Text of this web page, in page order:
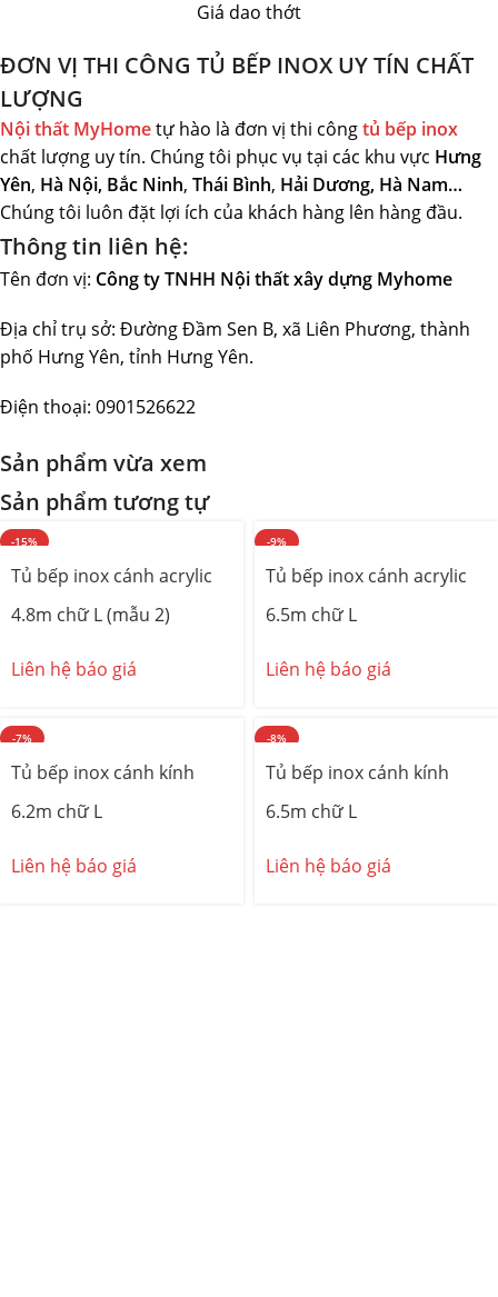
Giá dao thớt
ĐƠN VỊ THI CÔNG TỦ BẾP INOX UY TÍN CHẤT
LƯỢNG
Nội thất MyHometự hào là đơn vị thi côngtủ bếp inox
chất lượng uy tín. Chúng tôi phục vụ tại các khu vực Hưng
Yên, Hà Nội, Bắc Ninh, Thái Bình, Hải Dương, Hà Nam…
Chúng tôi luôn đặt lợi ích của khách hàng lên hàng đầu.
Thông tin liên hệ:
Tên đơn vị: Công ty TNHH Nội thất xây dựng Myhome
Địa chỉ trụ sở: Đường Đầm Sen B, xã Liên Phương, thành
phố Hưng Yên, tỉnh Hưng Yên.
Điện thoại: 0901526622
Sản phẩm vừa xem
Sản phẩm tương tự
-15%
Tủ bếp inox cánh acrylic
4.8m chữ L (mẫu 2)
Liên hệ báo giá
-9%
Tủ bếp inox cánh acrylic
6.5m chữ L
Liên hệ báo giá
-7%
Tủ bếp inox cánh kính
6.2m chữ L
Liên hệ báo giá
-8%
Tủ bếp inox cánh kính
6.5m chữ L
Liên hệ báo giá